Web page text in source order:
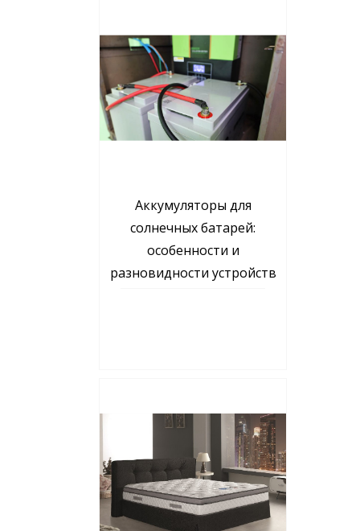
Аккумуляторы для
солнечных батарей:
особенности и
разновидности устройств